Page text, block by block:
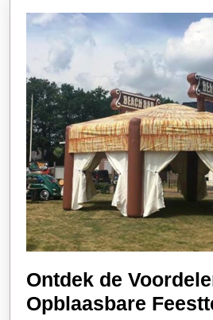
Ontdek de
Opblaasbare